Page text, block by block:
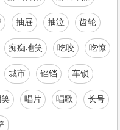
抽屉 抽泣 齿轮
痴痴地笑 吃咬 吃惊
城市 铛铛 车锁
唱片 唱歌 长号